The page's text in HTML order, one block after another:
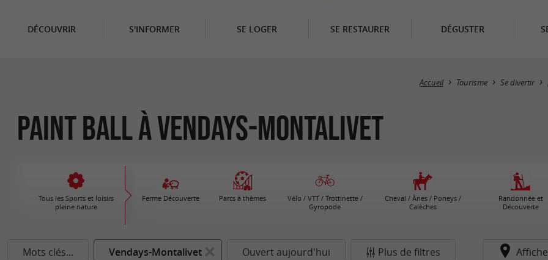
DÉCOUVRIR S'INFORMER SE LOGER SE RESTAURER DÉGUSTER
Accueil Tourisme Se divertir
Paint Ball à Vendays-Montalivet
Tous les Sports et loisirs
pleine nature
Ferme Découverte Parcs à thèmes
Vélo / VTT / Trottinette /
Gyropode
Cheval / Ânes / Poneys /
Calèches
Randonnée et
Découverte
Mots clés... Vendays-Montalivet Ouvert aujourd'hui Plus de filtres